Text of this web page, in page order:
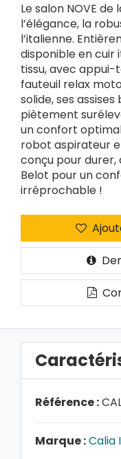
Le salon NOVE
l’élégance, la
l’italienne.
disponible en cuir
tissu, avec
fauteuil relax
solide, ses
piètement
un confort
robot aspirateur
conçu pour durer,
Belot pour un
irréprochable !
Référence :
Marque :Calia